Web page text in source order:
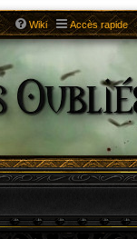
Wiki Accès rapide